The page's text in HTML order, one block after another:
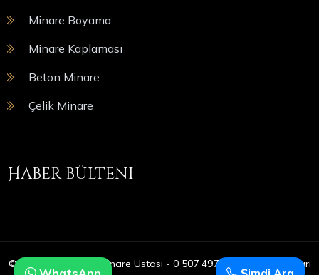
Minare Boyama
Minare Kaplaması
Beton Minare
Çelik Minare
Haber bülteni
© Copyright 2025 | Minare Ustası - 0 507 497 05 09 | Tüm Hakları